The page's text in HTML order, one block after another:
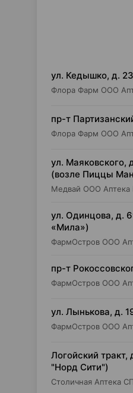
ул. Кедышко, д.
пр-т
ул. Маяковского,
(возле Пиццы
Медвай ООО
ул. Одинцова, д.
«Мила»)
пр-т
ул. Лынькова, д.
Логойский
"Норд Сити")